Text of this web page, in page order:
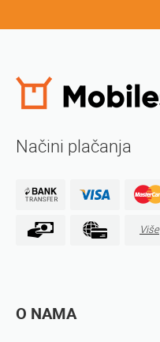
Načini plačanja
Više
O NAMA